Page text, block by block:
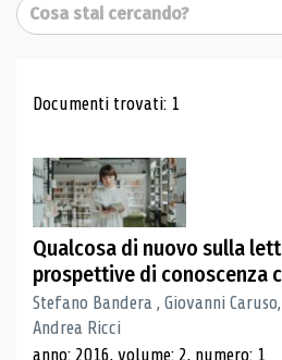
Cerca
Risultati di
Documenti trovati: 1
Qualcosa di nuovo sulla
prospettive di conoscenza
Stefano Bandera , Giovanni
Andrea Ricci
anno: 2016, volume: 2, numero: 1